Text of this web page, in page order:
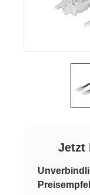
Jetzt